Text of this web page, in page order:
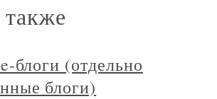
блоги (отдельно
блоги)